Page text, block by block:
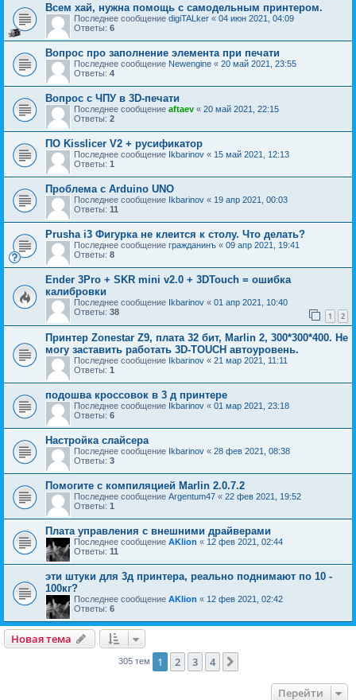
Всем хай, нужна помощь с самодельным принтером.
Последнее сообщение digiTALker « 04 июн 2021, 04:09
Ответы: 6
Вопрос про заполнение элемента при печати
Последнее сообщение Newengine « 20 май 2021, 23:55
Ответы: 4
Вопрос с ЧПУ в 3D-печати
Последнее сообщение aftaev « 20 май 2021, 22:15
Ответы: 2
ПО Kisslicer V2 + русификатор
Последнее сообщение Ikbarinov « 15 май 2021, 12:13
Ответы: 1
Проблема с Arduino UNO
Последнее сообщение Ikbarinov « 19 апр 2021, 00:03
Ответы: 11
Prusha i3 Фигурка не клеится к столу. Что делать?
Последнее сообщение гражданинъ « 09 апр 2021, 19:41
Ответы: 8
Ender 3Pro + SKR mini v2.0 + 3DTouch = ошибка
калибровки
Последнее сообщение Ikbarinov « 01 апр 2021, 10:40
Ответы: 38 1 2
Принтер Zonestar Z9, плата 32 бит, Marlin 2, 300*300*400. Не
могу заставить работать 3D-TOUCH автоуровень.
Последнее сообщение Ikbarinov « 21 мар 2021, 11:11
Ответы: 1
подошва кроссовок в 3 д принтере
Последнее сообщение Ikbarinov « 01 мар 2021, 23:18
Ответы: 6
Настройка слайсера
Последнее сообщение Ikbarinov « 28 фев 2021, 08:38
Ответы: 3
Помогите с компиляцией Marlin 2.0.7.2
Последнее сообщение Argentum47 « 22 фев 2021, 19:52
Ответы: 1
Плата управления с внешними драйверами
Последнее сообщение AKlion « 12 фев 2021, 02:44
Ответы: 11
эти штуки для 3д принтера, реально поднимают по 10 -
100кг?
Последнее сообщение AKlion « 12 фев 2021, 02:42
Ответы: 6
Новая тема
305 тем 1 2 3 4
Перейти